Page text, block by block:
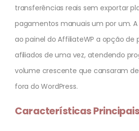
transferências reais sem exportar
pagamentos manuais um por um.
ao painel do AffiliateWP a opção de
afiliados de uma vez, atendendo
volume crescente que cansaram
fora do WordPress.
Características Principais